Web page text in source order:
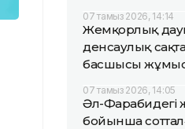
07 тамыз 2026, 14:14
Жемқорлық
денсаулық
басшысы
07 тамыз 2026, 14:05
Әл-Фарабидегі
бойынша